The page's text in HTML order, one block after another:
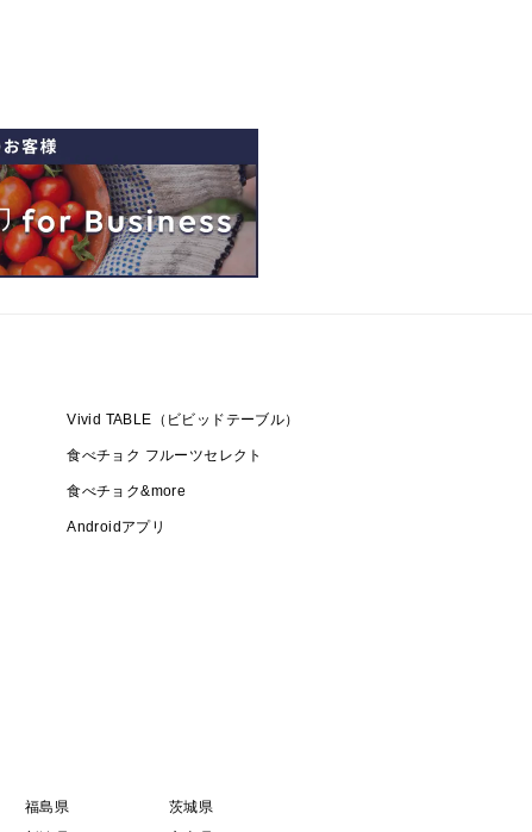
Vivid TABLE（ビビッドテーブル）
食べチョク フルーツセレクト
食べチョク&more
Androidアプリ
福島県
茨城県